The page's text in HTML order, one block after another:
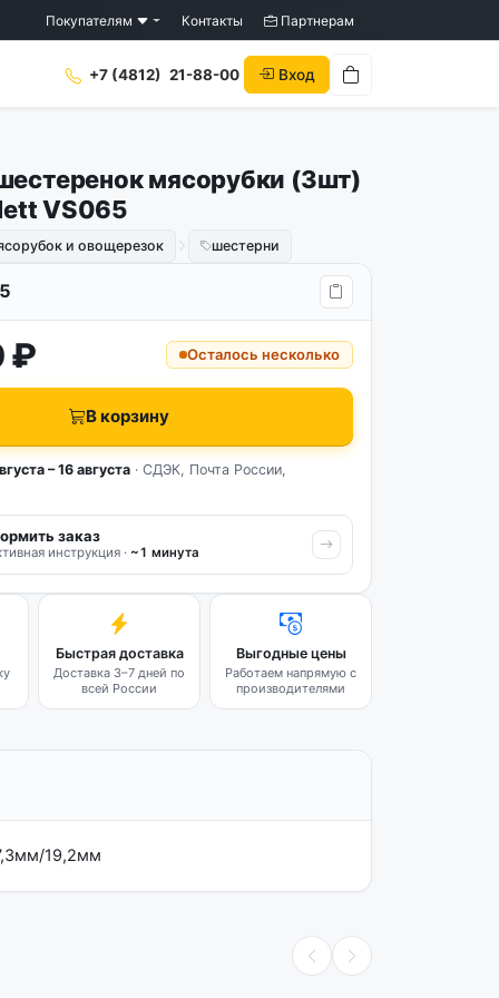
Покупателям Контакты Партнерам
+7 (4812) 21-88-00 Вход
мясорубки (3шт)
VS065
и овощерезок шестерни
₽ Осталось несколько
В корзину
– 16 августа· СДЭК, Почта России,
заказ
инструкция · ~1 минута
Быстрая доставка
Доставка 3–7 дней по
всей России
Выгодные цены
Работаем напрямую с
производителями
19,2мм